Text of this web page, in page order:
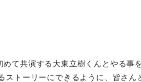
て共演する大東立樹くんとやる事
ストーリーにできるように、皆さん